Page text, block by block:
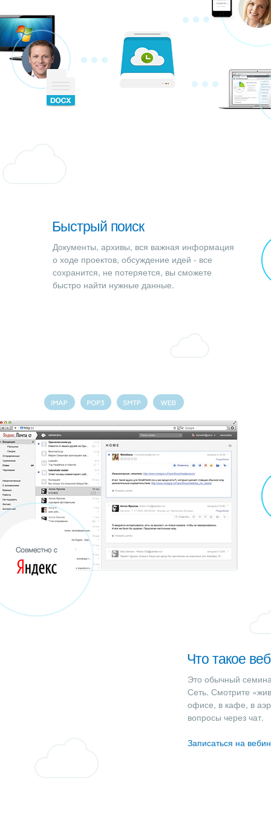
Быстрый поиск
Документы, архивы, вся важная информация
о ходе проектов, обсуждение идей - все
сохранится, не потеряется, вы сможете
быстро найти нужные данные.
Что такое
Это обычный
Сеть. Смотрите
офисе, в кафе, в
вопросы через чат.
Записаться на